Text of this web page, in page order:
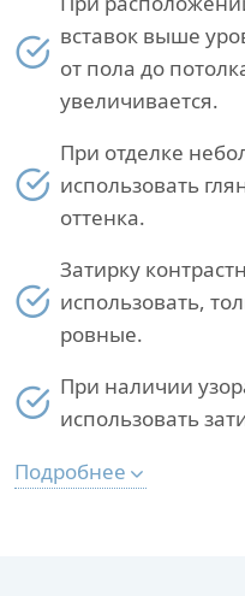
вставок выше
от пола до
увеличивается.
При отделке
использовать
оттенка.
Затирку
использовать,
ровные.
При наличии
использовать
Подробнее